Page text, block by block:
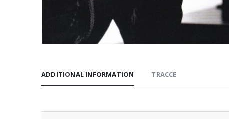
ADDITIONAL INFORMATION TRACCE